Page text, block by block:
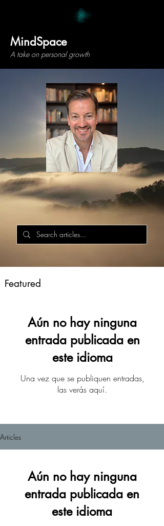
MindSpace
A take on personal growth
Featured
Aún no hay ninguna
entrada publicada en
este idioma
Una vez que se publiquen entradas,
las verás aquí.
Articles
Aún no hay ninguna
entrada publicada en
este idioma